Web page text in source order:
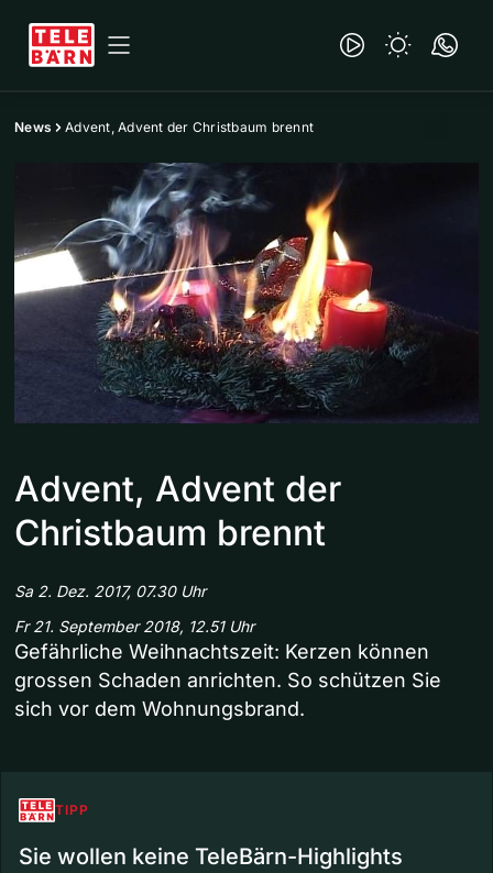
News Advent, Advent der Christbaum brennt
Advent, Advent der
Christbaum brennt
Sa 2. Dez. 2017, 07.30 Uhr
Fr 21. September 2018, 12.51 Uhr
Gefährliche Weihnachtszeit: Kerzen können
grossen Schaden anrichten. So schützen Sie
sich vor dem Wohnungsbrand.
TIPP
Sie wollen keine TeleBärn-Highlights